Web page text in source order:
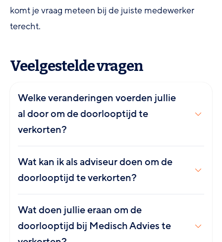
komt je vraag meteen bij de juiste medewerker
terecht.
Veelgestelde vragen
Welke veranderingen voerden jullie
al door om de doorlooptijd te
verkorten?
Wat kan ik als adviseur doen om de
doorlooptijd te verkorten?
Wat doen jullie eraan om de
doorlooptijd bij Medisch Advies te